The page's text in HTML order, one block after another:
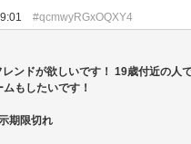
#qcmwyRGxOQXY4
ンドが欲しいです！ 19歳付近の人
もしたいです！
期限切れ